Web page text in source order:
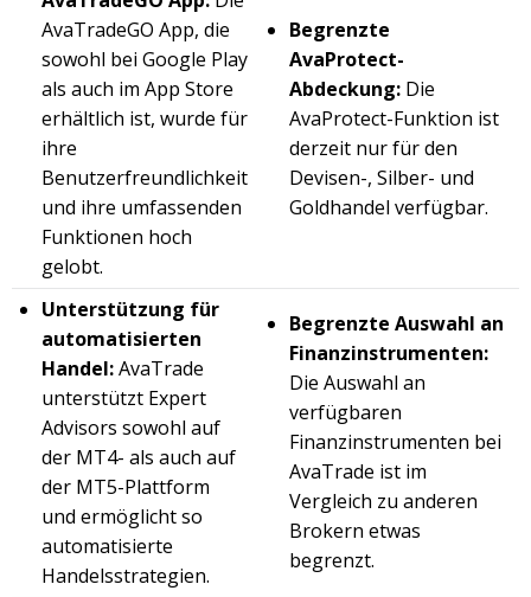
AvaTradeGO App, die
sowohl bei Google Play
als auch im App Store
erhältlich ist, wurde für
ihre
Benutzerfreundlichkeit
und ihre umfassenden
Funktionen hoch
gelobt.
Begrenzte
AvaProtect-
Abdeckung: Die
AvaProtect-Funktion ist
derzeit nur für den
Devisen-, Silber- und
Goldhandel verfügbar.
Unterstützung für
automatisierten
Handel:AvaTrade
unterstützt Expert
Advisors sowohl auf
der MT4- als auch auf
der MT5-Plattform
und ermöglicht so
automatisierte
Handelsstrategien.
Begrenzte Auswahl an
Finanzinstrumenten:
Die Auswahl an
verfügbaren
Finanzinstrumenten bei
AvaTrade ist im
Vergleich zu anderen
Brokern etwas
begrenzt.